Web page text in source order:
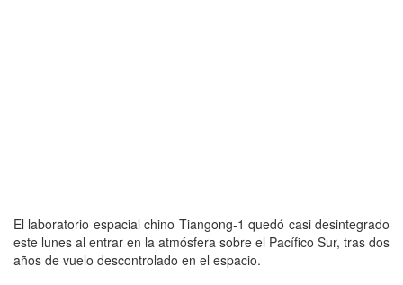
El laboratorio espacial chino Tiangong-1 quedó casi desintegrado
este lunes al entrar en la atmósfera sobre el Pacífico Sur, tras dos
años de vuelo descontrolado en el espacio.